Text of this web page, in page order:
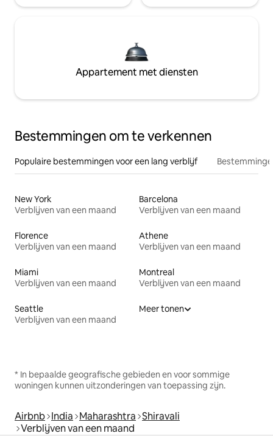
Appartement met diensten
Bestemmingen om te verkennen
Populaire bestemmingen voor een lang verblijf
New York
Verblijven van een maand
Barcelona
Verblijven van een maand
Florence
Verblijven van een maand
Athene
Verblijven van een maand
Miami
Verblijven van een maand
Montreal
Verblijven van een maand
Seattle
Verblijven van een maand
Meer tonen
* In bepaalde geografische gebieden en voor sommige
woningen kunnen uitzonderingen van toepassing zijn.
Airbnb India Maharashtra Shiravali
Verblijven van een maand